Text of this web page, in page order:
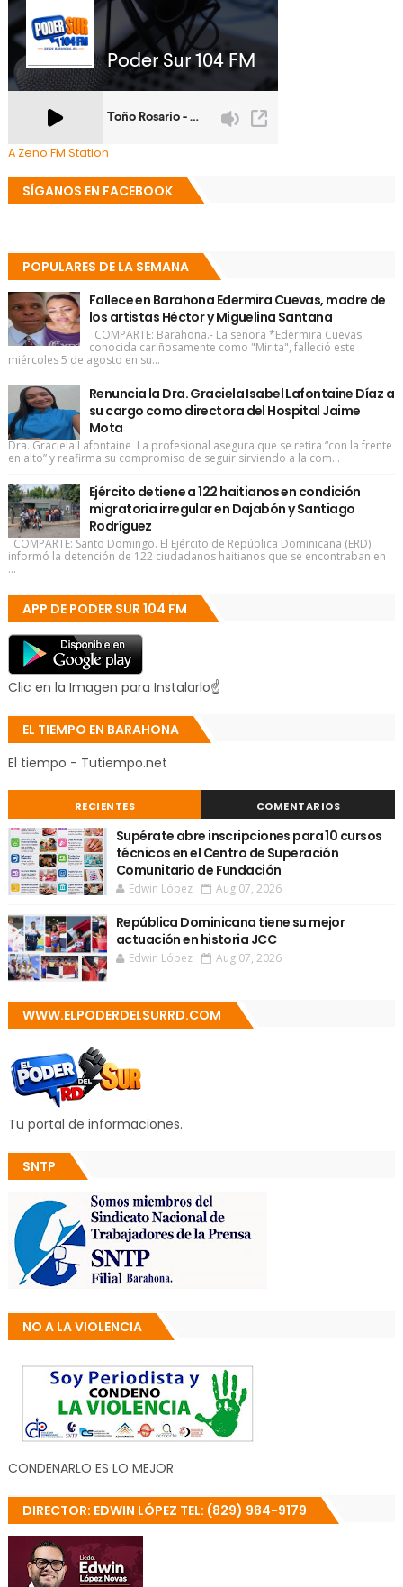
A Zeno.FM Station
SÍGANOS EN FACEBOOK
POPULARES DE LA SEMANA
Fallece en Barahona Edermira Cuevas, madre de
los artistas Héctor y Miguelina Santana
COMPARTE: Barahona.- La señora *Edermira Cuevas,
conocida cariñosamente como "Mirita", falleció este
miércoles 5 de agosto en su...
Renuncia la Dra. Graciela Isabel Lafontaine Díaz a
su cargo como directora del Hospital Jaime
Mota
Dra. Graciela Lafontaine La profesional asegura que se retira “con la frente
en alto” y reafirma su compromiso de seguir sirviendo a la com...
Ejército detiene a 122 haitianos en condición
migratoria irregular en Dajabón y Santiago
Rodríguez
COMPARTE: Santo Domingo. El Ejército de República Dominicana (ERD)
informó la detención de 122 ciudadanos haitianos que se encontraban en
...
APP DE PODER SUR 104 FM
Clic en la Imagen para Instalarlo☝
EL TIEMPO EN BARAHONA
El tiempo - Tutiempo.net
RECIENTES COMENTARIOS
Supérate abre inscripciones para 10 cursos
técnicos en el Centro de Superación
Comunitario de Fundación
Edwin López Aug 07, 2026
República Dominicana tiene su mejor
actuación en historia JCC
Edwin López Aug 07, 2026
WWW.ELPODERDELSURRD.COM
Tu portal de informaciones.
SNTP
NO A LA VIOLENCIA
CONDENARLO ES LO MEJOR
DIRECTOR: EDWIN LÓPEZ TEL: (829) 984-9179